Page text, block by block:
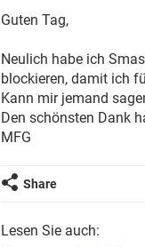
Guten Tag,
Neulich habe ich
blockieren, damit ich
Kann mir jemand
Den schönsten Dank
MFG
Share
Lesen Sie auch: